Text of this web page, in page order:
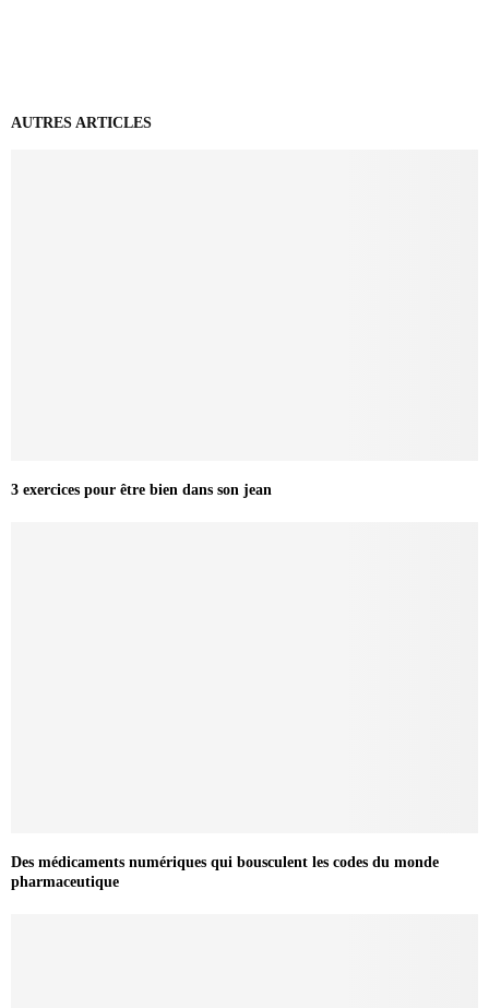
AUTRES ARTICLES
3 exercices pour être bien dans son jean
Des médicaments numériques qui bousculent les codes du monde
pharmaceutique